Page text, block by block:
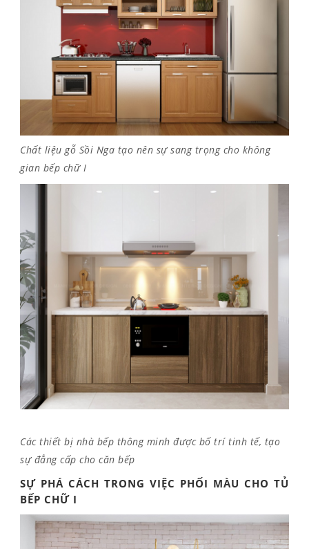
Chất liệu gỗ Sồi Nga tạo nên sự sang trọng cho không
gian bếp chữ I
Các thiết bị nhà bếp thông minh được bố trí tinh tế, tạo
sự đẳng cấp cho căn bếp
SỰ PHÁ CÁCH TRONG VIỆC PHỐI MÀU CHO TỦ
BẾP CHỮ I